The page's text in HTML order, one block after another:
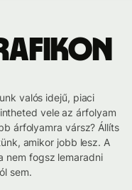
valós idejű, piaci
vele az árfolyam
árfolyamra vársz? Állíts
amikor jobb lesz. A
nem fogsz lemaradni
sem.